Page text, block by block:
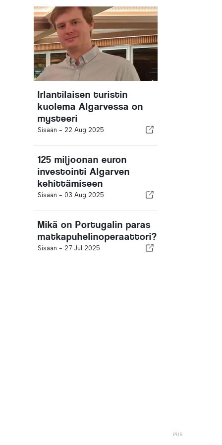
Irlantilaisen turistin
kuolema Algarvessa on
mysteeri
Sisään - 22 Aug 2025
125 miljoonan euron
investointi Algarven
kehittämiseen
Sisään - 03 Aug 2025
Mikä on Portugalin paras
matkapuhelinoperaattori?
Sisään - 27 Jul 2025